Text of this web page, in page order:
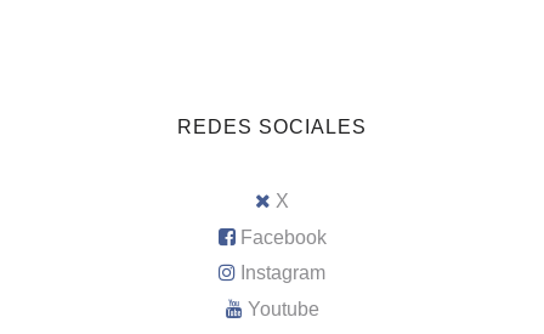
REDES SOCIALES
X
Facebook
Instagram
Youtube